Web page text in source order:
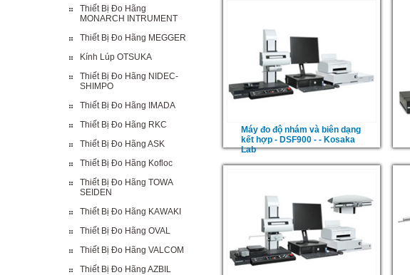
Thiết Bị Đo Hãng
MONARCH INTRUMENT
Thiết Bị Đo Hãng MEGGER
Kính Lúp OTSUKA
Thiết Bị Đo Hãng NIDEC-
SHIMPO
Thiết Bị Đo Hãng IMADA
Thiết Bị Đo Hãng RKC
Thiết Bị Đo Hãng ASK
Thiết Bị Đo Hãng Kofloc
Thiết Bị Đo Hãng TOWA
SEIDEN
Thiết Bị Đo Hãng KAWAKI
Thiết Bị Đo Hãng OVAL
Thiết Bị Đo Hãng VALCOM
Thiết Bị Đo Hãng AZBIL
Máy đo độ nhám và biên dạng
kết hợp - DSF900 - - Kosaka
Lab